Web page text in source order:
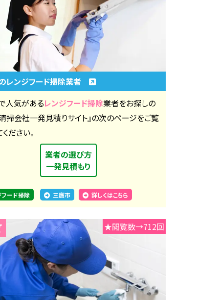
レンジフード掃除業者
人気があるレンジフード掃除業者をお探しの
清掃会社一発見積りサイト』の次のページをご覧
ださい。
業者の選び方
一発見積もり
フード掃除 三鷹市 詳しくはこちら
★閲覧数→712回